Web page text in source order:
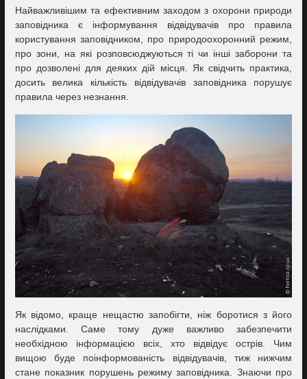
Найважливішим та ефективним заходом з охорони природи
заповідника є інформування відвідувачів про правила
користування заповідником, про природоохоронний режим,
про зони, на які розповсюджуються ті чи інші заборони та
про дозволені для деяких дій місця. Як свідчить практика,
досить велика кількість відвідувачів заповідника порушує
правила через незнання.
Як відомо, краще нещастю запобігти, ніж боротися з його
наслідками. Саме тому дуже важливо забезпечити
необхідною інформацією всіх, хто відвідує острів. Чим
вищою буде поінформованість відвідувачів, тиж нижчим
стане показник порушень режиму заповідника. Знаючи про